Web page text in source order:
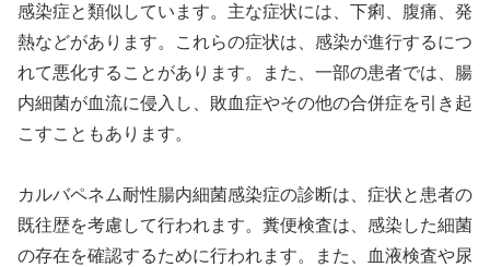
感染症と類似しています。主な症状には、下痢、腹痛、発
熱などがあります。これらの症状は、感染が進行するにつ
れて悪化することがあります。また、一部の患者では、腸
内細菌が血流に侵入し、敗血症やその他の合併症を引き起
こすこともあります。
カルバペネム耐性腸内細菌感染症の診断は、症状と患者の
既往歴を考慮して行われます。糞便検査は、感染した細菌
の存在を確認するために行われます。また、血液検査や尿